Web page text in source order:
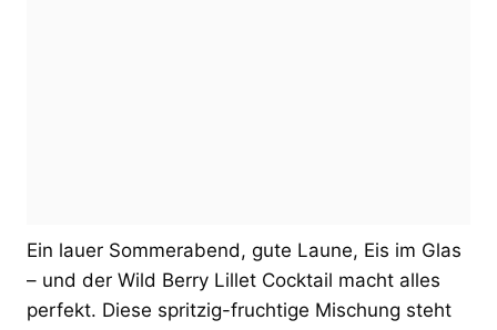
Ein lauer Sommerabend, gute Laune, Eis im Glas
– und der Wild Berry Lillet Cocktail macht alles
perfekt. Diese spritzig-fruchtige Mischung steht